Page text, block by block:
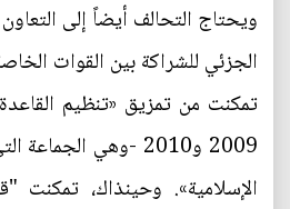
ويحتاج التحالف أيضاً إلى التعاون
الجزئي للشراكة بين القوات
تمكنت من تمزيق «تنظيم
2009 و2010 -وهي
الإسلامية». وحينذاك، تمكنت